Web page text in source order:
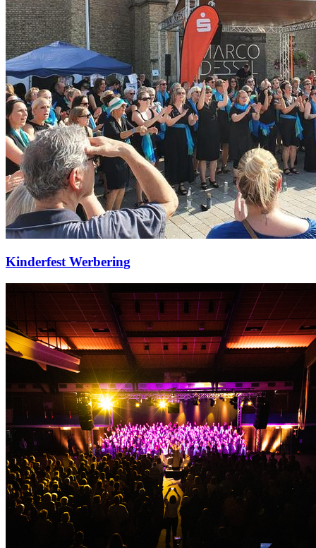
Kinderfest Werbering